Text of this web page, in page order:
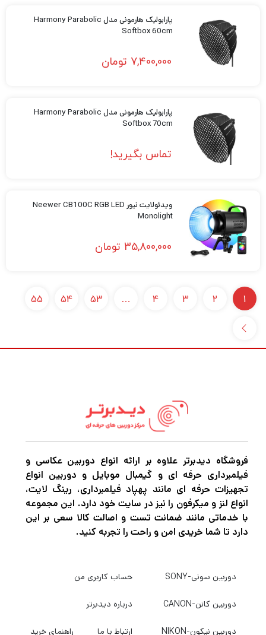
پارابولیک هارمونی مدل Harmony Parabolic
Softbox 60cm
7,400,000 تومان
پارابولیک هارمونی مدل Harmony Parabolic
Softbox 70cm
تماس بگیرید!
ویدئولایت نیور Neewer CB100C RGB LED
Monolight
35,800,000 تومان
1
2
3
4
…
53
54
55
فروشگاه دیدبرتر علاوه بر ارائه انواع دوربین عکاسی و
فیلمبرداری حرفه ای و گیمبال موبایل و دوربین انواع
تجهیزات حرفه ای مانند پهپاد فیلمبرداری، رینگ لایت،
انواع لنز و میکرفون را نیز در سایت خود دارد. این مجموعه
با خدماتی مانند ضمانت تست و اصالت کالا سعی بر این
دارد تا شما خریدی امن و راحت را تجربه کنید.
دوربین سونی-SONY
دوربین کانن-CANON
دوربین نیکون-NIKON
حساب کاربری من
درباره دیدبرتر
ارتباط با ما راهنمای خرید